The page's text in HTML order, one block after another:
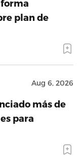
plan de
Aug 6, 2026
más de
para